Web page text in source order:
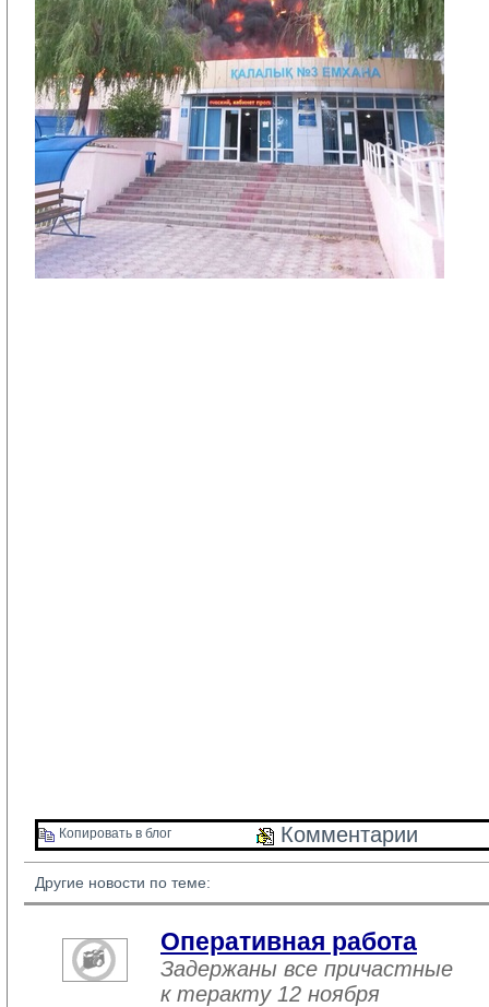
Копировать в блог Комментарии
Другие новости по теме:
Оперативная работа
Задержаны все причастные
к теракту 12 ноября